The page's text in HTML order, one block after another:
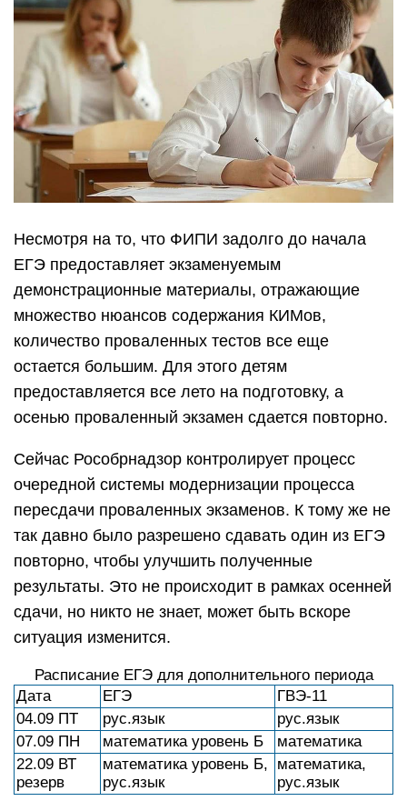
Несмотря на то, что ФИПИ задолго до начала
ЕГЭ предоставляет экзаменуемым
демонстрационные материалы, отражающие
множество нюансов содержания КИМов,
количество проваленных тестов все еще
остается большим. Для этого детям
предоставляется все лето на подготовку, а
осенью проваленный экзамен сдается повторно.
Сейчас Рособрнадзор контролирует процесс
очередной системы модернизации процесса
пересдачи проваленных экзаменов. К тому же не
так давно было разрешено сдавать один из ЕГЭ
повторно, чтобы улучшить полученные
результаты. Это не происходит в рамках осенней
сдачи, но никто не знает, может быть вскоре
ситуация изменится.
Расписание ЕГЭ для дополнительного периода
Дата
ЕГЭ
ГВЭ-11
04.09 ПТ
рус.язык
рус.язык
07.09 ПН
математика уровень Б
математика
22.09 ВТ
резерв
математика уровень Б,
рус.язык
математика,
рус.язык